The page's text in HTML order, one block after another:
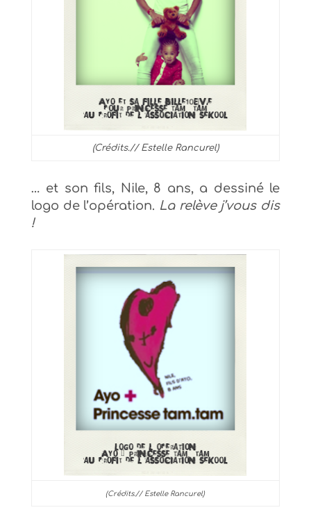
(Crédits.// Estelle Rancurel)
… et son fils, Nile, 8 ans, a dessiné le
logo de l’opération. La relève j’vous dis
!
(Crédits.// Estelle Rancurel)